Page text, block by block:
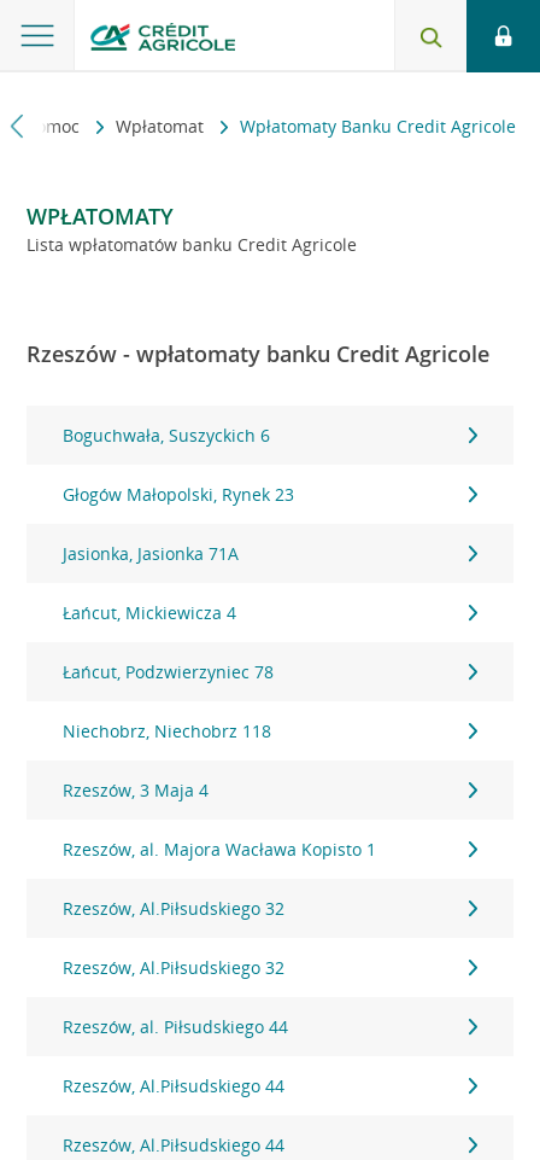
i pomoc Wpłatomat Wpłatomaty Banku Credit Agricole
WPŁATOMATY
Lista wpłatomatów banku Credit Agricole
Rzeszów - wpłatomaty banku Credit Agricole
Boguchwała, Suszyckich 6
Głogów Małopolski, Rynek 23
Jasionka, Jasionka 71A
Łańcut, Mickiewicza 4
Łańcut, Podzwierzyniec 78
Niechobrz, Niechobrz 118
Rzeszów, 3 Maja 4
Rzeszów, al. Majora Wacława Kopisto 1
Rzeszów, Al.Piłsudskiego 32
Rzeszów, Al.Piłsudskiego 32
Rzeszów, al. Piłsudskiego 44
Rzeszów, Al.Piłsudskiego 44
Rzeszów, Al.Piłsudskiego 44